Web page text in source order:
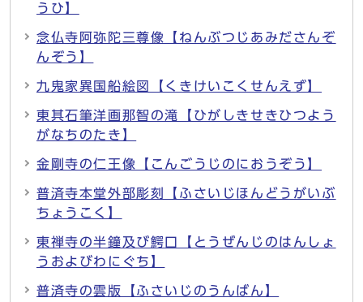
うひ】
念仏寺阿弥陀三尊像【ねんぶつじあみださんぞ
んぞう】
九鬼家異国船絵図【くきけいこくせんえず】
東其石筆洋画那智の滝【ひがしきせきひつよう
がなちのたき】
金剛寺の仁王像【こんごうじのにおうぞう】
普済寺本堂外部彫刻【ふさいじほんどうがいぶ
ちょうこく】
東禅寺の半鐘及び鰐口【とうぜんじのはんしょ
うおよびわにぐち】
普済寺の雲版【ふさいじのうんばん】